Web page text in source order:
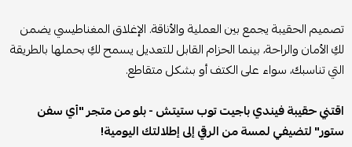
تصميم الحقيبة يجمع بين العملية والأناقة. الإغلاق المغناطيسي يضمن
لكِ الأمان والراحة، بينما الحزام القابل للتعديل يسمح لكِ بحملها بالطريقة
التي تناسبك، سواء على الكتف أو بشكل متقاطع.
اقتني حقيبة فيندي باجيت توب ستيتش - بلو من متجر "أي سفن
ستور" لتضيفي لمسة من الرقي إلى إطلالتك اليومية!